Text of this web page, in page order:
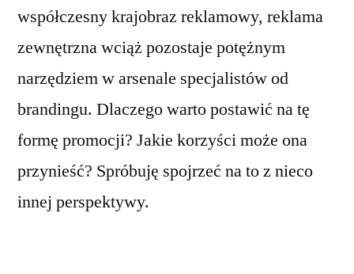
współczesny krajobraz reklamowy, reklama
zewnętrzna wciąż pozostaje potężnym
narzędziem w arsenale specjalistów od
brandingu. Dlaczego warto postawić na tę
formę promocji? Jakie korzyści może ona
przynieść? Spróbuję spojrzeć na to z nieco
innej perspektywy.